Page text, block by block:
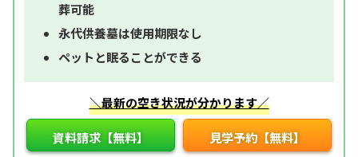
葬可能
永代供養墓は使用期限なし
ペットと眠ることができる
＼最新の空き状況が分かります／
資料請求【無料】 見学予約【無料】